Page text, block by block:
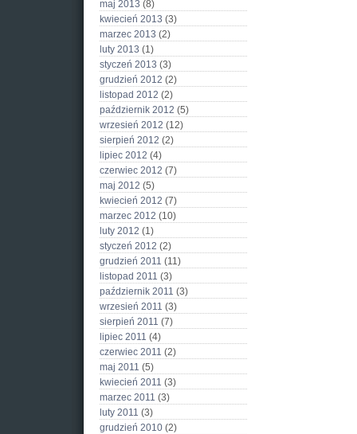
maj 2013 (8)
kwiecień 2013 (3)
marzec 2013 (2)
luty 2013 (1)
styczeń 2013 (3)
grudzień 2012 (2)
listopad 2012 (2)
październik 2012 (5)
wrzesień 2012 (12)
sierpień 2012 (2)
lipiec 2012 (4)
czerwiec 2012 (7)
maj 2012 (5)
kwiecień 2012 (7)
marzec 2012 (10)
luty 2012 (1)
styczeń 2012 (2)
grudzień 2011 (11)
listopad 2011 (3)
październik 2011 (3)
wrzesień 2011 (3)
sierpień 2011 (7)
lipiec 2011 (4)
czerwiec 2011 (2)
maj 2011 (5)
kwiecień 2011 (3)
marzec 2011 (3)
luty 2011 (3)
grudzień 2010 (2)